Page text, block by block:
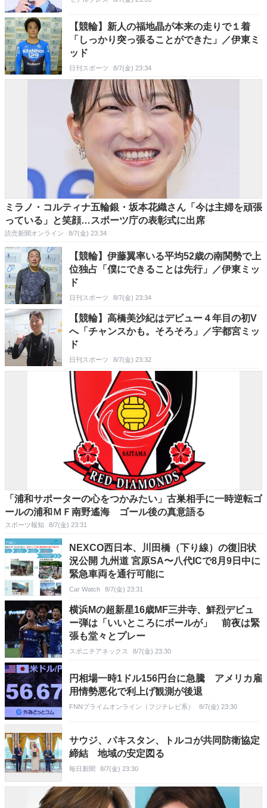
【競輪】新人の福地晶が本来の走りで１着
「しっかり突っ張ることができた」／伊東ミ
ッド
日刊スポーツ 8/7(金) 23:34
ミラノ・コルティナ五輪銀・坂本花織さん「今は主婦を頑張
っている」と笑顔…スポーツ庁の表彰式に出席
読売新聞オンライン 8/7(金) 23:34
【競輪】伊藤翼率いる平均52歳の南関勢で上
位独占「僕にできることは先行」／伊東ミッ
ド
日刊スポーツ 8/7(金) 23:34
【競輪】高橋美沙紀はデビュー４年目の初V
へ「チャンスかも。そろそろ」／宇都宮ミッ
ド
日刊スポーツ 8/7(金) 23:32
「浦和サポーターの心をつかみたい」古巣相手に一時逆転ゴ
ールの浦和ＭＦ南野遙海 ゴール後の真意語る
スポーツ報知 8/7(金) 23:31
NEXCO西日本、川田橋（下り線）の復旧状
況公開 九州道 宮原SA〜八代ICで8月9日中に
緊急車両を通行可能に
Car Watch 8/7(金) 23:31
横浜Mの超新星16歳MF三井寺、鮮烈デビュ
ー弾は「いいところにボールが」 前夜は緊
張も堂々とプレー
スポニチアネックス 8/7(金) 23:30
円相場一時1ドル156円台に急騰 アメリカ雇
用情勢悪化で利上げ観測が後退
FNNプライムオンライン（フジテレビ系） 8/7(金) 23:30
サウジ、パキスタン、トルコが共同防衛協定
締結 地域の安定図る
毎日新聞 8/7(金) 23:30